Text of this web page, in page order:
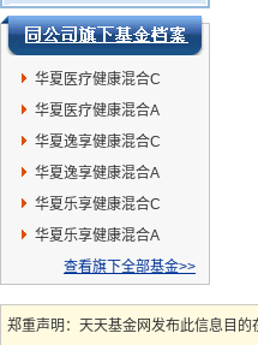
华夏医疗健康混合C
华夏医疗健康混合A
华夏逸享健康混合C
华夏逸享健康混合A
华夏乐享健康混合C
华夏乐享健康混合A
查看旗下全部基金>>
郑重声明：天天基金网发布此信息目